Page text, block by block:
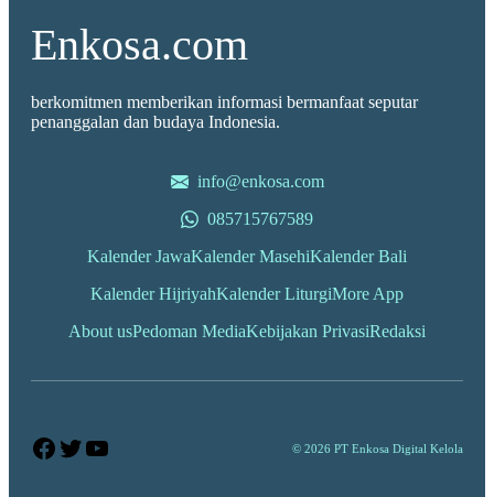
Enkosa.com
berkomitmen memberikan informasi bermanfaat seputar
penanggalan dan budaya Indonesia.
info@enkosa.com
085715767589
Kalender JawaKalender MasehiKalender Bali
Kalender HijriyahKalender LiturgiMore App
About usPedoman MediaKebijakan PrivasiRedaksi
Facebook
Twitter
YouTube © 2026 PT Enkosa Digital Kelola